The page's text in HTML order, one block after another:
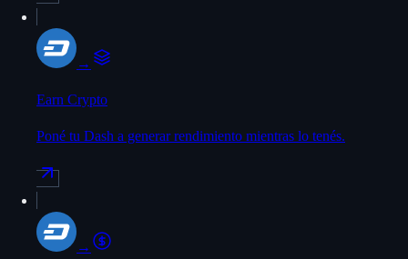
→
Earn Crypto
Poné tu Dash a generar rendimiento mientras lo tenés.
→